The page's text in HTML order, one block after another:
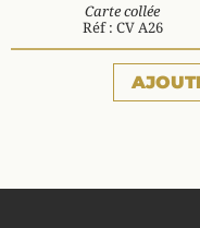
Carte collée
Réf : CV A26